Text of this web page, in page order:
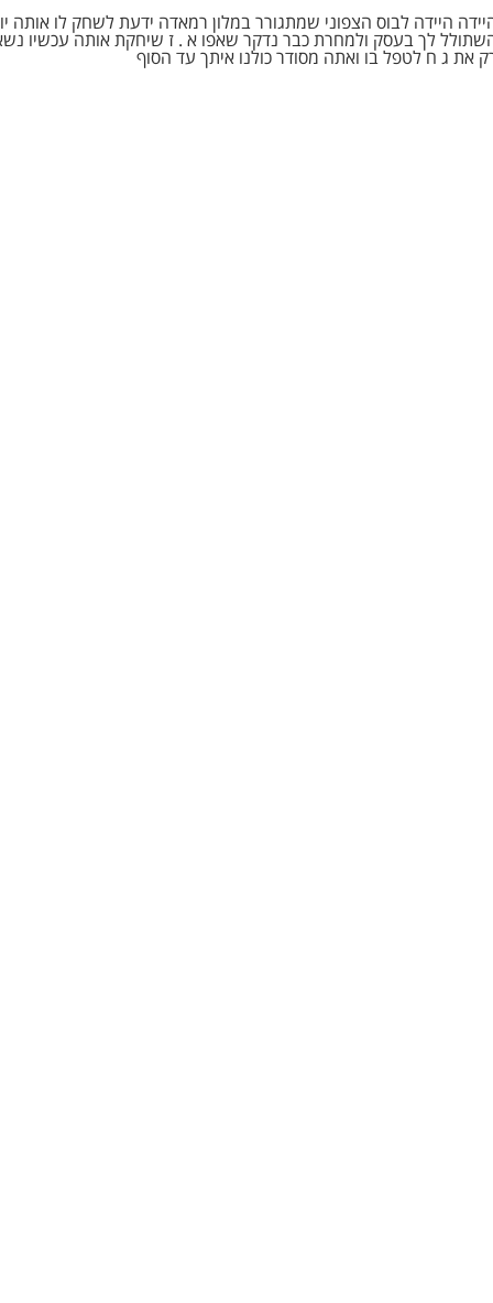
היידה לבוס הצפוני שמתגורר במלון רמאדה ידעת לשחק לו אותה
לך בעסק ולמחרת כבר נדקר שאפו א . ז שיחקת אותה עכשיו
את ג ח לטפל בו ואתה מסודר כולנו איתך עד הסוף